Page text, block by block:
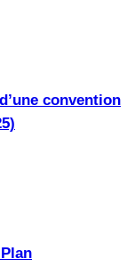
convention